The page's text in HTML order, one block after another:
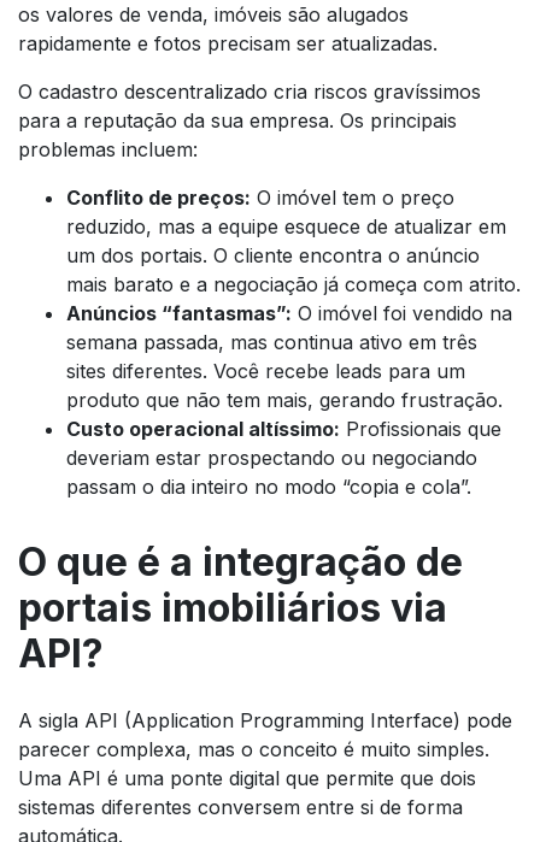
os valores de venda, imóveis são alugados
rapidamente e fotos precisam ser atualizadas.
O cadastro descentralizado cria riscos gravíssimos
para a reputação da sua empresa. Os principais
problemas incluem:
Conflito de preços: O imóvel tem o preço
reduzido, mas a equipe esquece de atualizar em
um dos portais. O cliente encontra o anúncio
mais barato e a negociação já começa com atrito.
Anúncios “fantasmas”: O imóvel foi vendido na
semana passada, mas continua ativo em três
sites diferentes. Você recebe leads para um
produto que não tem mais, gerando frustração.
Custo operacional altíssimo: Profissionais que
deveriam estar prospectando ou negociando
passam o dia inteiro no modo “copia e cola”.
O que é a integração de
portais imobiliários via
API?
A sigla API (Application Programming Interface) pode
parecer complexa, mas o conceito é muito simples.
Uma API é uma ponte digital que permite que dois
sistemas diferentes conversem entre si de forma
automática.